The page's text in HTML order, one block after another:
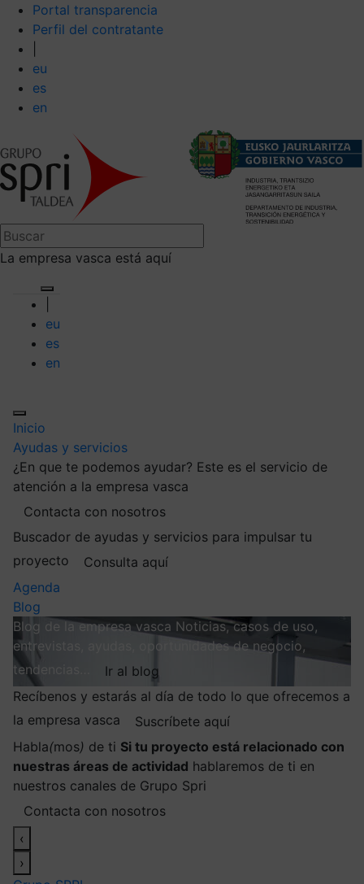
Portal transparencia
Perfil del contratante
eu
es
en
La empresa vasca está aquí
eu
es
en
Inicio
Ayudas y servicios
¿En que te podemos ayudar? Este es el servicio de
atención a la empresa vasca
Contacta con nosotros
Buscador de ayudas y servicios para impulsar tu
proyecto
Consulta aquí
Agenda
Blog
Blog de la empresa vasca Noticias, casos de uso,
entrevistas, ayudas, oportunidades de negocio,
tendencias…
Ir al blog
Recíbenos y estarás al día de todo lo que ofrecemos a
la empresa vasca
Suscríbete aquí
Habla(mos) de ti Si tu proyecto está relacionado con
nuestras áreas de actividad hablaremos de ti en
nuestros canales de Grupo Spri
Contacta con nosotros
‹
›